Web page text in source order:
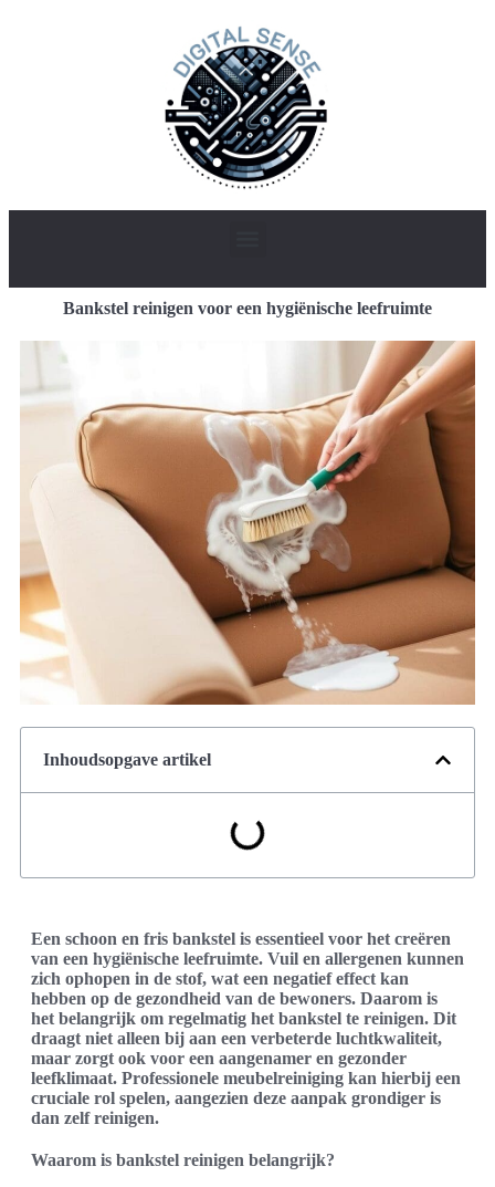
Bankstel reinigen voor een hygiënische leefruimte
Inhoudsopgave artikel
Een schoon en fris bankstel is essentieel voor het creëren
van een hygiënische leefruimte. Vuil en allergenen kunnen
zich ophopen in de stof, wat een negatief effect kan
hebben op de gezondheid van de bewoners. Daarom is
het belangrijk om regelmatig het bankstel te reinigen. Dit
draagt niet alleen bij aan een verbeterde luchtkwaliteit,
maar zorgt ook voor een aangenamer en gezonder
leefklimaat. Professionele meubelreiniging kan hierbij een
cruciale rol spelen, aangezien deze aanpak grondiger is
dan zelf reinigen.
Waarom is bankstel reinigen belangrijk?